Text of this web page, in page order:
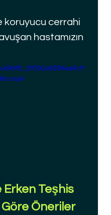
koruyucu cerrahi
hastamızın
Erken Teşhis
Göre Öneriler